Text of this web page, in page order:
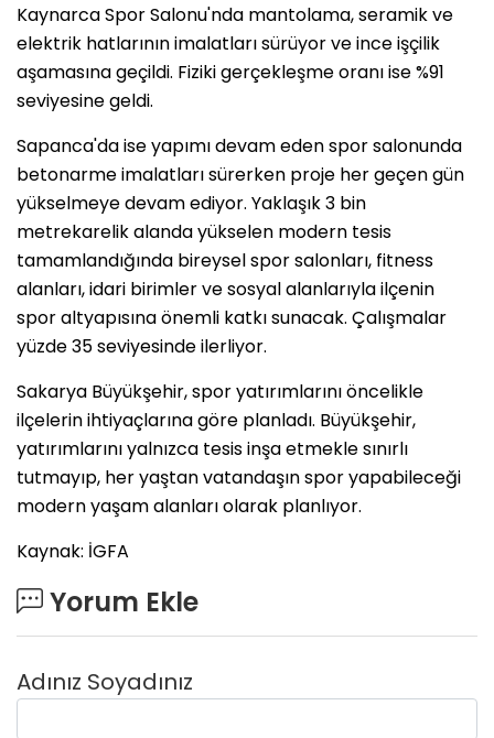
Kaynarca Spor Salonu'nda mantolama, seramik ve
elektrik hatlarının imalatları sürüyor ve ince işçilik
aşamasına geçildi. Fiziki gerçekleşme oranı ise %91
seviyesine geldi.
Sapanca'da ise yapımı devam eden spor salonunda
betonarme imalatları sürerken proje her geçen gün
yükselmeye devam ediyor. Yaklaşık 3 bin
metrekarelik alanda yükselen modern tesis
tamamlandığında bireysel spor salonları, fitness
alanları, idari birimler ve sosyal alanlarıyla ilçenin
spor altyapısına önemli katkı sunacak. Çalışmalar
yüzde 35 seviyesinde ilerliyor.
Sakarya Büyükşehir, spor yatırımlarını öncelikle
ilçelerin ihtiyaçlarına göre planladı. Büyükşehir,
yatırımlarını yalnızca tesis inşa etmekle sınırlı
tutmayıp, her yaştan vatandaşın spor yapabileceği
modern yaşam alanları olarak planlıyor.
Kaynak: İGFA
Yorum Ekle
Adınız Soyadınız